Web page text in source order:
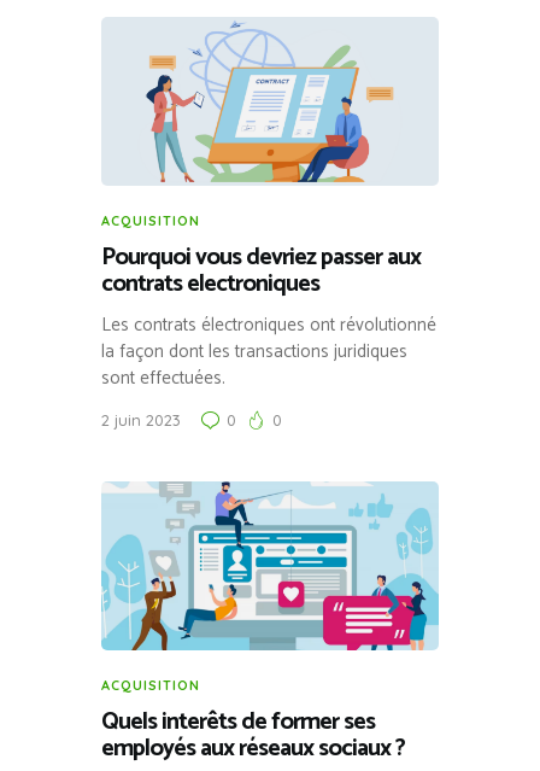
ACQUISITION
Pourquoi vous devriez passer aux
contrats electroniques
Les contrats électroniques ont révolutionné
la façon dont les transactions juridiques
sont effectuées.
2 juin 2023 0 0
ACQUISITION
Quels interêts de former ses
employés aux réseaux sociaux ?